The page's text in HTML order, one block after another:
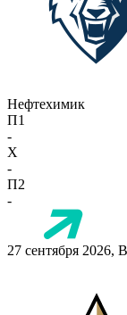
Нефтехимик
П1
-
X
-
П2
-
27 сентября 2026,